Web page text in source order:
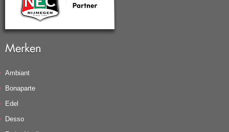
Merken
Ambiant
Bonaparte
Edel
Desso